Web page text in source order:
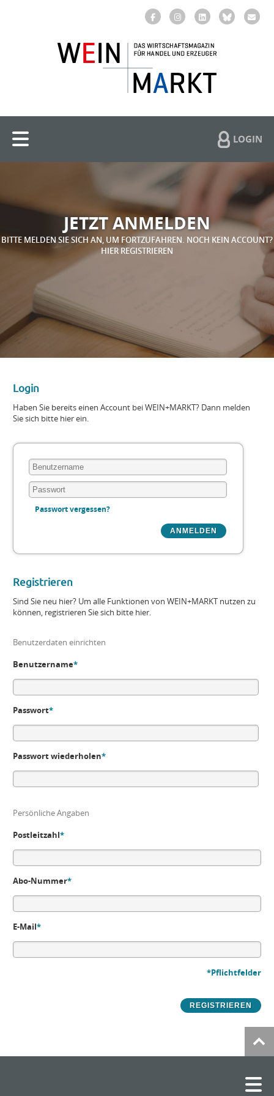
LOGIN
JETZT ANMELDEN
BITTE MELDEN SIE SICH AN, UM FORTZUFAHREN. NOCH KEIN ACCOUNT?
HIER REGISTRIEREN
Login
Haben Sie bereits einen Account bei WEIN+MARKT? Dann melden
Sie sich bitte hier ein.
Passwort vergessen?
Registrieren
Sind Sie neu hier? Um alle Funktionen von WEIN+MARKT nutzen zu
können, registrieren Sie sich bitte hier.
Benutzerdaten einrichten
Benutzername*
Passwort*
Passwort wiederholen*
Persönliche Angaben
Postleitzahl*
Abo-Nummer*
E-Mail*
*Pflichtfelder